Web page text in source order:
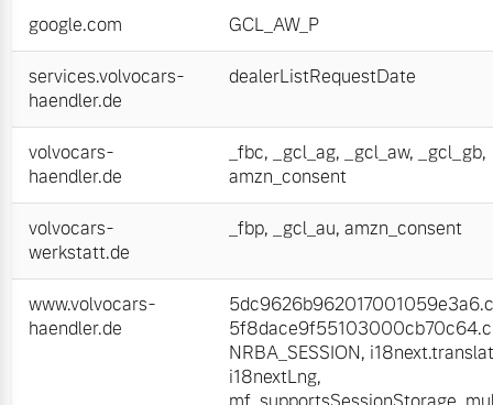
google.com GCL_AW_P
services.volvocars-
haendler.de
dealerListRequestDate
volvocars-
haendler.de
_fbc, _gcl_ag, _gcl_aw, _gcl_gb,
amzn_consent
volvocars-
werkstatt.de
_fbp, _gcl_au,amzn_consent
www.volvocars-
haendler.de
NRBA_SESSION,
i18nextLng,